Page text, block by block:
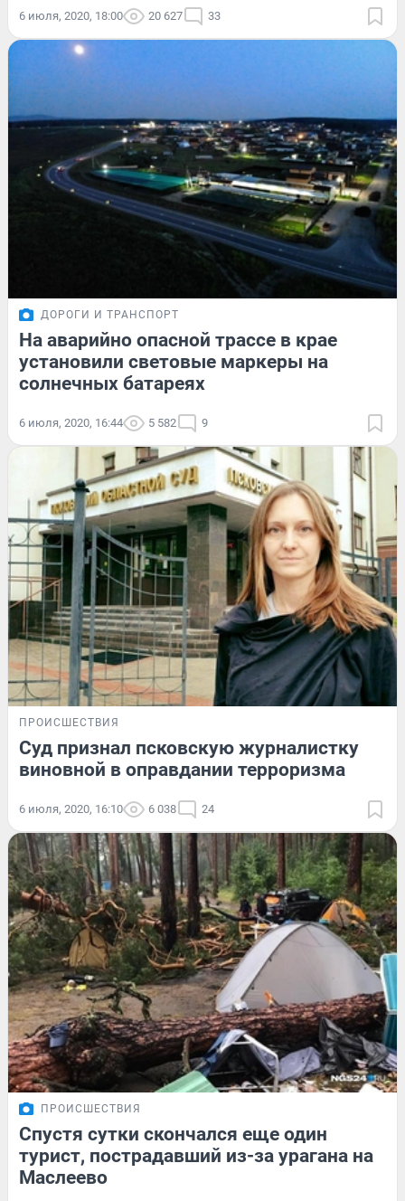
6 июля, 2020, 18:00 20 627 33
ДОРОГИ И ТРАНСПОРТ
На аварийно опасной трассе в крае
установили световые маркеры на
солнечных батареях
6 июля, 2020, 16:44 5 582 9
ПРОИСШЕСТВИЯ
Суд признал псковскую журналистку
виновной в оправдании терроризма
6 июля, 2020, 16:10 6 038 24
ПРОИСШЕСТВИЯ
Спустя сутки скончался еще один
турист, пострадавший из-за урагана на
Маслеево